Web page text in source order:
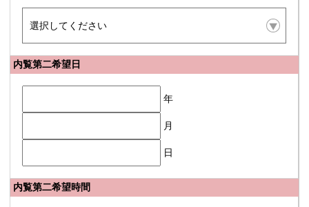
内覧第二希望日
年
月
日
内覧第二希望時間